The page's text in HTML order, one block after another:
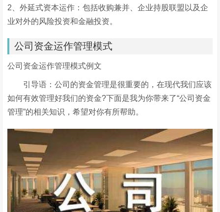
2、外延式资本运作：包括收购兼并、企业持股联盟以及企
业对外的风险投资和金融投资。
公司资金运作管理模式
公司资金运作管理模式例文
引导语：公司的资金管理是很重要的，在现代我们应该
如何有效管理好我们的资金?下面是我为你带来了“公司资金
管理”的相关知识，希望对你有所帮助。